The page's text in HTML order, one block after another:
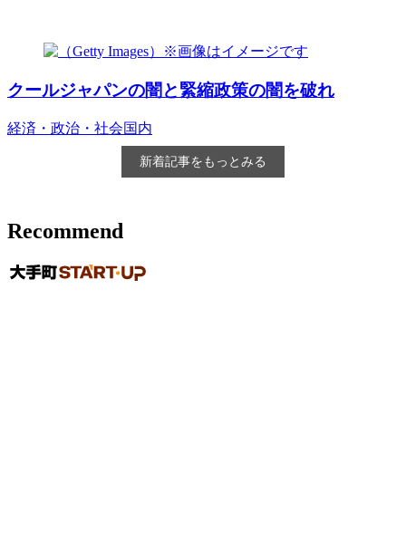
クールジャパンの闇と緊縮政策の闇を破れ
経済・政治・社会国内
新着記事をもっとみる
Recommend